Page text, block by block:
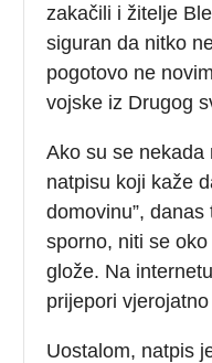
zakačili i žitelje
siguran da nitko
pogotovo ne
vojske iz Drugog
Ako su se nekada
natpisu koji kaže
domovinu”,
sporno, niti se
glože. Na
prijepori
Uostalom, natpis